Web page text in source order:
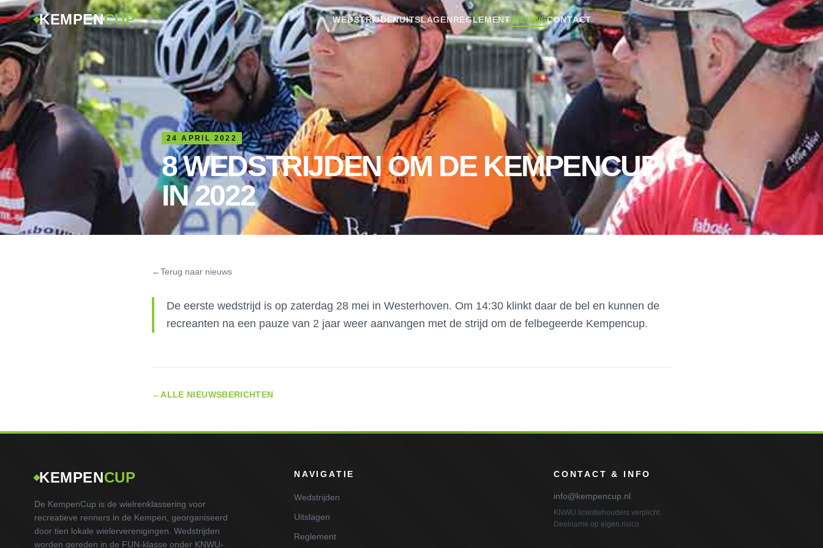
KEMPENCUP WEDSTRIJDENUITSLAGENREGLEMENTNIEUWSCONTACT
24 APRIL 2022
8 WEDSTRIJDEN OM DE KEMPENCUP
IN 2022
←Terug naar nieuws
De eerste wedstrijd is op zaterdag 28 mei in Westerhoven. Om 14:30 klinkt daar de bel en kunnen de
recreanten na een pauze van 2 jaar weer aanvangen met de strijd om de felbegeerde Kempencup.
←ALLE NIEUWSBERICHTEN
KEMPENCUP
De KempenCup is de wielrenklassering voor
recreatieve renners in de Kempen, georganiseerd
door tien lokale wielerverenigingen. Wedstrijden
worden gereden in de FUN-klasse onder KNWU-
NAVIGATIE
Wedstrijden
Uitslagen
Reglement
CONTACT & INFO
info@kempencup.nl
KNWU licentiehouders verplicht.
Deelname op eigen risico.